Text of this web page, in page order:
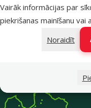
Vairāk informācijas par
piekrišanas mainīšanu vai
Noraidīt
Izvēlne kājenē
E-veikala klientiem
Uzņēmuma informācija